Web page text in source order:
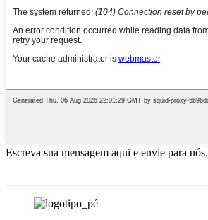
Escreva sua mensagem aqui e envie para nós.